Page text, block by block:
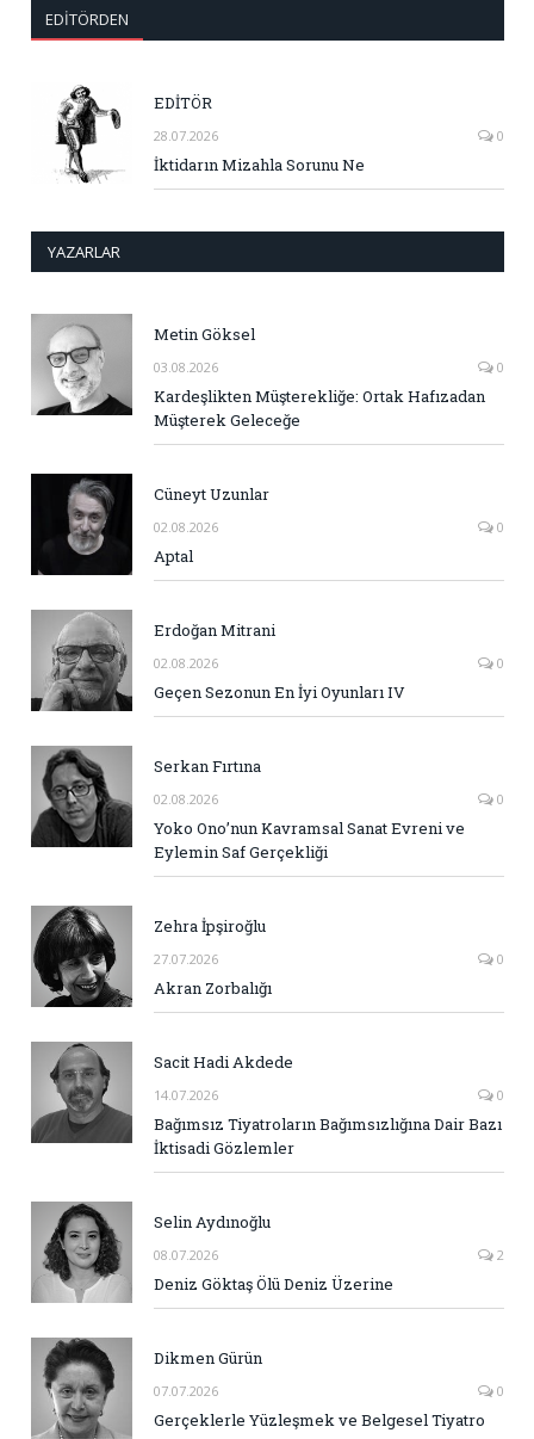
EDITÖRDEN
EDİTÖR
28.07.2026 0
İktidarın Mizahla Sorunu Ne
YAZARLAR
Metin Göksel
03.08.2026 0
Kardeşlikten Müşterekliğe: Ortak Hafızadan
Müşterek Geleceğe
Cüneyt Uzunlar
02.08.2026 0
Aptal
Erdoğan Mitrani
02.08.2026 0
Geçen Sezonun En İyi Oyunları IV
Serkan Fırtına
02.08.2026 0
Yoko Ono’nun Kavramsal Sanat Evreni ve
Eylemin Saf Gerçekliği
Zehra İpşiroğlu
27.07.2026 0
Akran Zorbalığı
Sacit Hadi Akdede
14.07.2026 0
Bağımsız Tiyatroların Bağımsızlığına Dair Bazı
İktisadi Gözlemler
Selin Aydınoğlu
08.07.2026 2
Deniz Göktaş Ölü Deniz Üzerine
Dikmen Gürün
07.07.2026 0
Gerçeklerle Yüzleşmek ve Belgesel Tiyatro